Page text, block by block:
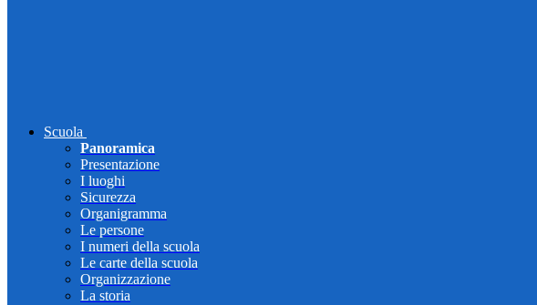
Scuola
Panoramica
Presentazione
I luoghi
Sicurezza
Organigramma
Le persone
I numeri della scuola
Le carte della scuola
Organizzazione
La storia